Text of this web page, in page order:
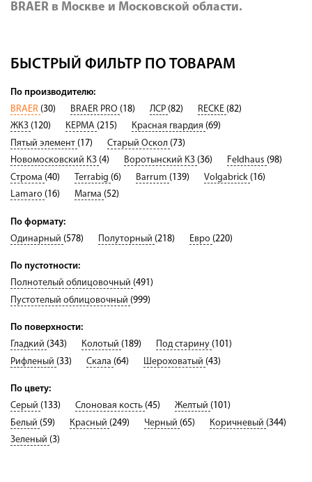
BRAER в Москве и Московской области.
БЫСТРЫЙ ФИЛЬТР ПО ТОВАРАМ
По производителю:
BRAER (30) BRAER PRO (18) ЛСР (82) RECKE (82)
ЖКЗ (120) КЕРМА (215) Красная гвардия (69)
Пятый элемент (17) Старый Оскол (73)
Новомосковский КЗ (4) Воротынский КЗ (36) Feldhaus (98)
Строма (40) Terrabig (6) Barrum (139) Volgabrick (16)
Lamaro (16) Магма (52)
По формату:
Одинарный (578) Полуторный (218) Евро (220)
По пустотности:
Полнотелый облицовочный (491)
Пустотелый облицовочный (999)
По поверхности:
Гладкий (343) Колотый (189) Под старину (101)
Рифленый (33) Скала (64) Шероховатый (43)
По цвету:
Серый (133) Слоновая кость (45) Желтый (101)
Белый (59) Красный (249) Черный (65) Коричневый (344)
Зеленый (3)